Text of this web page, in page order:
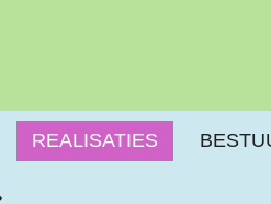
REALISATIES